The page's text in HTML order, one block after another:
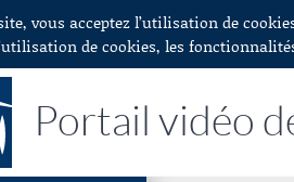
vous acceptez l’utilisation de
de cookies, les
Portail vidéo